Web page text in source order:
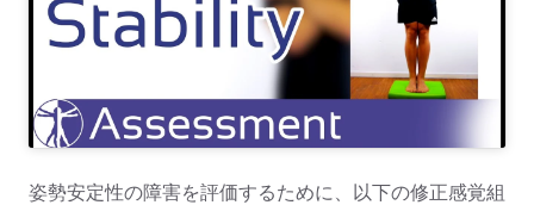
姿勢安定性の障害を評価するために、以下の修正感覚組